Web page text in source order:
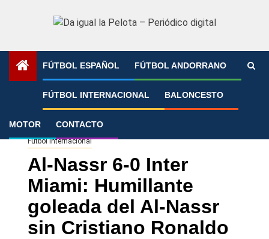
FÚTBOL ESPAÑOL FÚTBOL ANDORRANO
FÚTBOL INTERNACIONAL BALONCESTO
MOTOR CONTACTO
»
Fútbol Internacional
Al-Nassr 6-0 Inter
Miami: Humillante
goleada del Al-Nassr
sin Cristiano Ronaldo